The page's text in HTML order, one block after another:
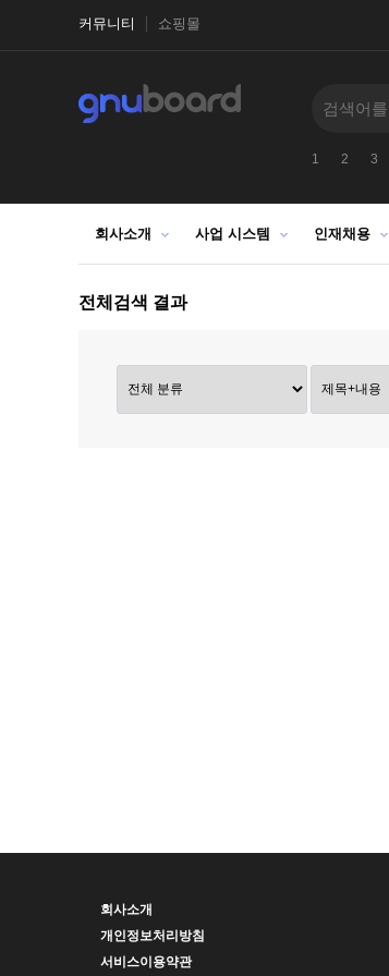
커뮤니티 쇼핑몰
1 2 3
회사소개 사업 시스템 인재채용
전체검색 결과
회사소개
개인정보처리방침
서비스이용약관